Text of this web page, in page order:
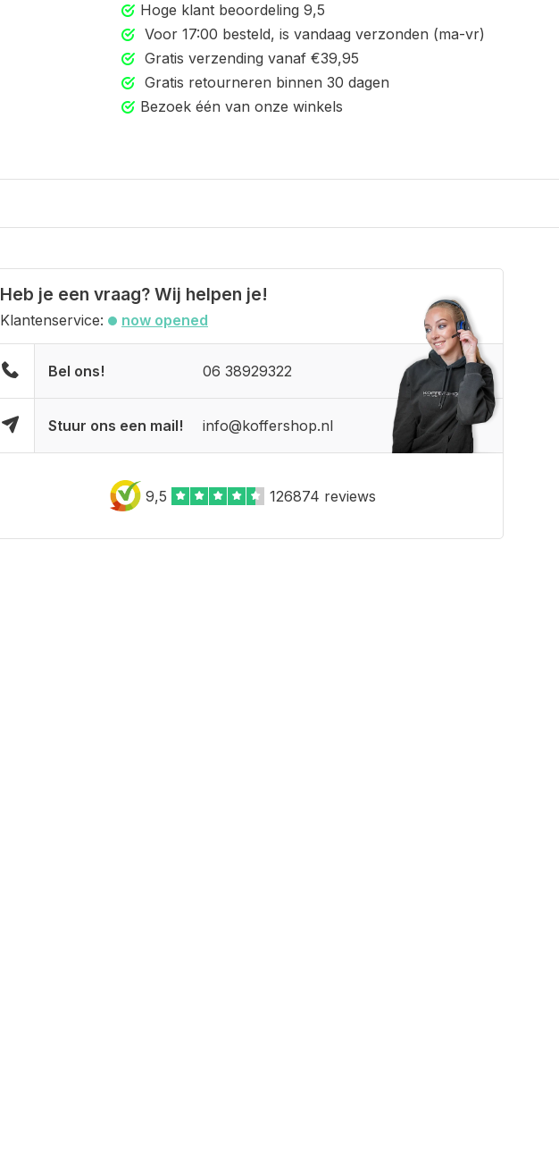
Hoge klant beoordeling 9,5
Voor 17:00 besteld, is vandaag verzonden (ma-vr)
Gratis verzending vanaf €39,95
Gratis retourneren binnen 30 dagen
Bezoek één van onze winkels
Heb je een vraag? Wij helpen je!
Klantenservice: now opened
Bel ons! 06 38929322
Stuur ons een mail! info@koffershop.nl
9,5 126874 reviews